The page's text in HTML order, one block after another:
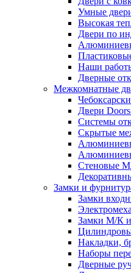
Умные
Высокая
Двери по
Наши
Дверные
Межкомнатные
Двери
Системы
Скрытые
Стеновые
Замки и
Замки
Замки М/К
Накладки,
Наборы
Дверные